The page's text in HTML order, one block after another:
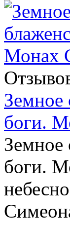
Земное
боги.
Земное
боги.